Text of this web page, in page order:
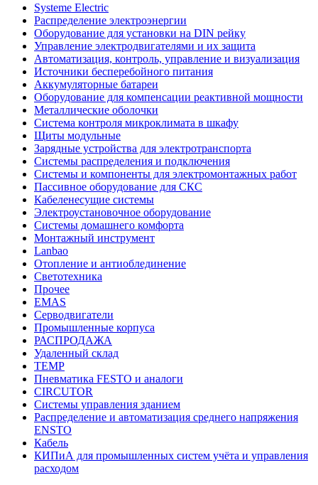
Systeme Electric
Распределение электроэнергии
Оборудование для установки на DIN рейку
Управление электродвигателями и их защита
Автоматизация, контроль, управление и визуализация
Источники бесперебойного питания
Аккумуляторные батареи
Оборудование для компенсации реактивной мощности
Металлические оболочки
Система контроля микроклимата в шкафу
Щиты модульные
Зарядные устройства для электротранспорта
Системы распределения и подключения
Системы и компоненты для электромонтажных работ
Пассивное оборудование для СКС
Кабеленесущие системы
Электроустановочное оборудование
Системы домашнего комфорта
Монтажный инструмент
Lanbao
Отопление и антиоблединение
Светотехника
Прочее
EMAS
Cерводвигатели
Промышленные корпуса
РАСПРОДАЖА
Удаленный склад
TEMP
Пневматика FESTO и аналоги
CIRCUTOR
Системы управления зданием
Распределение и автоматизация среднего напряжения
ENSTO
Кабель
КИПиА для промышленных систем учёта и управления
расходом